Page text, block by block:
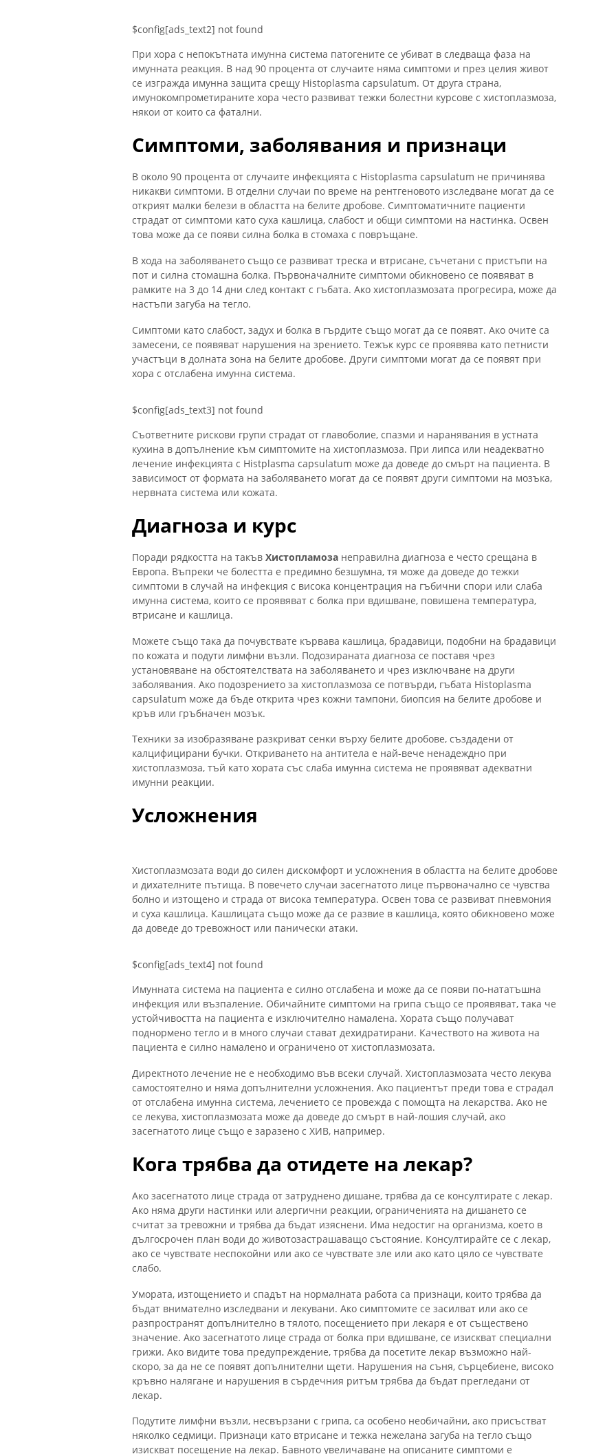
$config[ads_text2] not found
При хора с непокътната имунна система патогените се убиват в следваща фаза на
имунната реакция. В над 90 процента от случаите няма симптоми и през целия живот
се изгражда имунна защита срещу Histoplasma capsulatum. От друга страна,
имунокомпрометираните хора често развиват тежки болестни курсове с хистоплазмоза,
някои от които са фатални.
Симптоми, заболявания и признаци
В около 90 процента от случаите инфекцията с Histoplasma capsulatum не причинява
никакви симптоми. В отделни случаи по време на рентгеновото изследване могат да се
открият малки белези в областта на белите дробове. Симптоматичните пациенти
страдат от симптоми като суха кашлица, слабост и общи симптоми на настинка. Освен
това може да се появи силна болка в стомаха с повръщане.
В хода на заболяването също се развиват треска и втрисане, съчетани с пристъпи на
пот и силна стомашна болка. Първоначалните симптоми обикновено се появяват в
рамките на 3 до 14 дни след контакт с гъбата. Ако хистоплазмозата прогресира, може да
настъпи загуба на тегло.
Симптоми като слабост, задух и болка в гърдите също могат да се появят. Ако очите са
замесени, се появяват нарушения на зрението. Тежък курс се проявява като петнисти
участъци в долната зона на белите дробове. Други симптоми могат да се появят при
хора с отслабена имунна система.
$config[ads_text3] not found
Съответните рискови групи страдат от главоболие, спазми и наранявания в устната
кухина в допълнение към симптомите на хистоплазмоза. При липса или неадекватно
лечение инфекцията с Histplasma capsulatum може да доведе до смърт на пациента. В
зависимост от формата на заболяването могат да се появят други симптоми на мозъка,
нервната система или кожата.
Диагноза и курс
Поради рядкостта на такъв Хистопламоза неправилна диагноза е често срещана в
Европа. Въпреки че болестта е предимно безшумна, тя може да доведе до тежки
симптоми в случай на инфекция с висока концентрация на гъбични спори или слаба
имунна система, които се проявяват с болка при вдишване, повишена температура,
втрисане и кашлица.
Можете също така да почувствате кървава кашлица, брадавици, подобни на брадавици
по кожата и подути лимфни възли. Подозираната диагноза се поставя чрез
установяване на обстоятелствата на заболяването и чрез изключване на други
заболявания. Ако подозрението за хистоплазмоза се потвърди, гъбата Histoplasma
capsulatum може да бъде открита чрез кожни тампони, биопсия на белите дробове и
кръв или гръбначен мозък.
Техники за изобразяване разкриват сенки върху белите дробове, създадени от
калцифицирани бучки. Откриването на антитела е най-вече ненадеждно при
хистоплазмоза, тъй като хората със слаба имунна система не проявяват адекватни
имунни реакции.
Усложнения
Хистоплазмозата води до силен дискомфорт и усложнения в областта на белите дробове
и дихателните пътища. В повечето случаи засегнатото лице първоначално се чувства
болно и изтощено и страда от висока температура. Освен това се развиват пневмония
и суха кашлица. Кашлицата също може да се развие в кашлица, която обикновено може
да доведе до тревожност или панически атаки.
$config[ads_text4] not found
Имунната система на пациента е силно отслабена и може да се появи по-нататъшна
инфекция или възпаление. Обичайните симптоми на грипа също се проявяват, така че
устойчивостта на пациента е изключително намалена. Хората също получават
поднормено тегло и в много случаи стават дехидратирани. Качеството на живота на
пациента е силно намалено и ограничено от хистоплазмозата.
Директното лечение не е необходимо във всеки случай. Хистоплазмозата често лекува
самостоятелно и няма допълнителни усложнения. Ако пациентът преди това е страдал
от отслабена имунна система, лечението се провежда с помощта на лекарства. Ако не
се лекува, хистоплазмозата може да доведе до смърт в най-лошия случай, ако
засегнатото лице също е заразено с ХИВ, например.
Кога трябва да отидете на лекар?
Ако засегнатото лице страда от затруднено дишане, трябва да се консултирате с лекар.
Ако няма други настинки или алергични реакции, ограниченията на дишането се
считат за тревожни и трябва да бъдат изяснени. Има недостиг на организма, което в
дългосрочен план води до животозастрашаващо състояние. Консултирайте се с лекар,
ако се чувствате неспокойни или ако се чувствате зле или ако като цяло се чувствате
слабо.
Умората, изтощението и спадът на нормалната работа са признаци, които трябва да
бъдат внимателно изследвани и лекувани. Ако симптомите се засилват или ако се
разпространят допълнително в тялото, посещението при лекаря е от съществено
значение. Ако засегнатото лице страда от болка при вдишване, се изискват специални
грижи. Ако видите това предупреждение, трябва да посетите лекар възможно най-
скоро, за да не се появят допълнителни щети. Нарушения на съня, сърцебиене, високо
кръвно налягане и нарушения в сърдечния ритъм трябва да бъдат прегледани от
лекар.
Подутите лимфни възли, несвързани с грипа, са особено необичайни, ако присъстват
няколко седмици. Признаци като втрисане и тежка нежелана загуба на тегло също
изискват посещение на лекар. Бавното увеличаване на описаните симптоми е